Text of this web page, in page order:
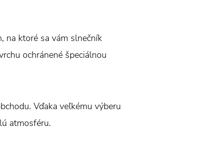
na ktoré sa vám slnečník
ochránené špeciálnou
Vďaka veľkému výberu
atmosféru.